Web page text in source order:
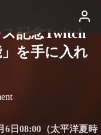
記念Twitch
を手に入れ
6日08:00（太平洋夏時